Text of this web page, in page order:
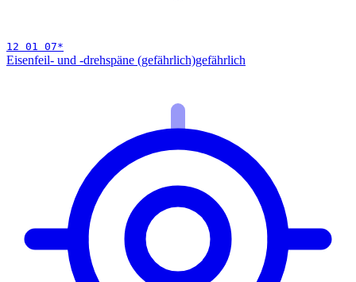
12 01 07*
Eisenfeil- und -drehspäne (gefährlich)gefährlich